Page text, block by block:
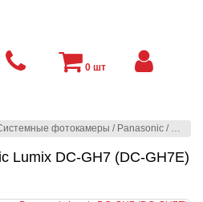
фотокамеры / Panasonic /
Lumix DC-GH7 (DC-GH7E)
0 шт